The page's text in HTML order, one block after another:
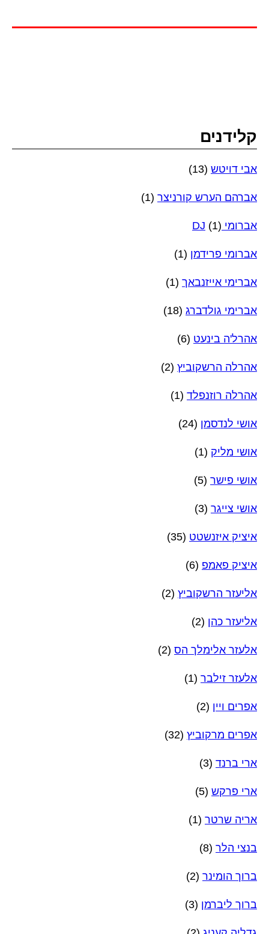
קלידנים
אבי דויטש (13)
אברהם הערש קורניצר (1)
אברומי DJ (1)
אברומי פרידמן (1)
אברימי אייזנבאך (1)
אברימי גולדברג (18)
אהרל'ה בינעט (6)
אהרלה הרשקוביץ (2)
אהרלה רוזנפלד (1)
אושי לנדסמן (24)
אושי מליק (1)
אושי פישר (5)
אושי צייגר (3)
איציק איזנשטט (35)
איציק פאמפ (6)
אליעזר הרשקוביץ (2)
אליעזר כהן (2)
אלעזר אלימלך הס (2)
אלעזר זילבר (1)
אפרים ויין (2)
אפרים מרקוביץ (32)
ארי ברנד (3)
ארי פרקש (5)
אריה שרטר (1)
בנצי הלר (8)
ברוך הומינר (2)
ברוך ליברמן (3)